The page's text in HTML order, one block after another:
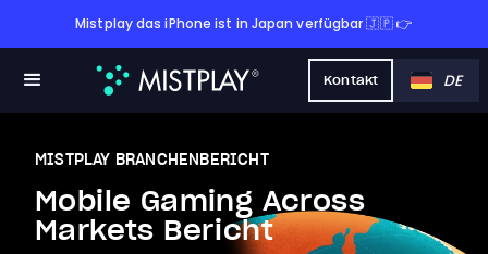
Mistplay das iPhone ist in Japan verfügbar 🇯🇵 👉
DE
Kontakt
MISTPLAY BRANCHENBERICHT
Mobile Gaming Across
Markets Bericht